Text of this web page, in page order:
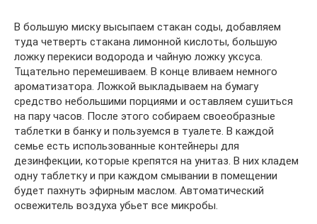
В большую миску высыпаем стакан соды, добавляем
туда четверть стакана лимонной кислоты, большую
ложку перекиси водорода и чайную ложку уксуса.
Тщательно перемешиваем. В конце вливаем немного
ароматизатора. Ложкой выкладываем на бумагу
средство небольшими порциями и оставляем сушиться
на пару часов. После этого собираем своеобразные
таблетки в банку и пользуемся в туалете. В каждой
семье есть использованные контейнеры для
дезинфекции, которые крепятся на унитаз. В них кладем
одну таблетку и при каждом смывании в помещении
будет пахнуть эфирным маслом. Автоматический
освежитель воздуха убьет все микробы.